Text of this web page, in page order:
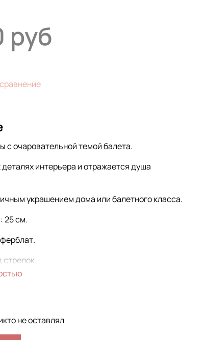
руб
с очаровательной темой балета.
интерьера и отражается душа
украшением дома или балетного класса.
25 см.
не оставлял